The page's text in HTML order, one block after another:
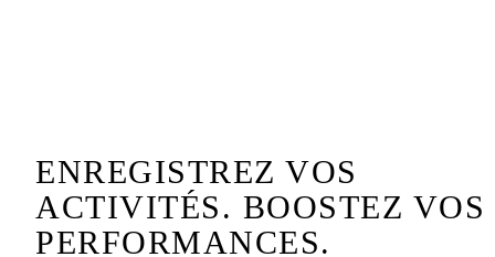
ENREGISTREZ VOS
ACTIVITÉS. BOOSTEZ VOS
PERFORMANCES.